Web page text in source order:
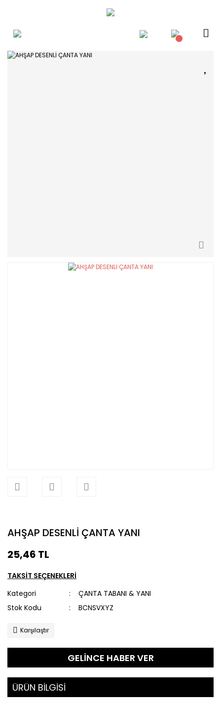
AHŞAP DESENLİ ÇANTA YANI
25,46 TL
TAKSİT SEÇENEKLERİ
Kategori
ÇANTA TABANI & YANI
Stok Kodu
BCNSVXYZ
Karşılaştır
GELİNCE HABER VER
ÜRÜN BİLGİSİ